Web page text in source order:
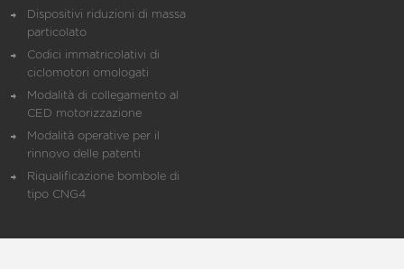
Dispositivi riduzioni di massa
particolato
Codici immatricolativi di
ciclomotori omologati
Modalità di collegamento al
CED motorizzazione
Modalità operative per il
rinnovo delle patenti
Riqualificazione bombole di
tipo CNG4